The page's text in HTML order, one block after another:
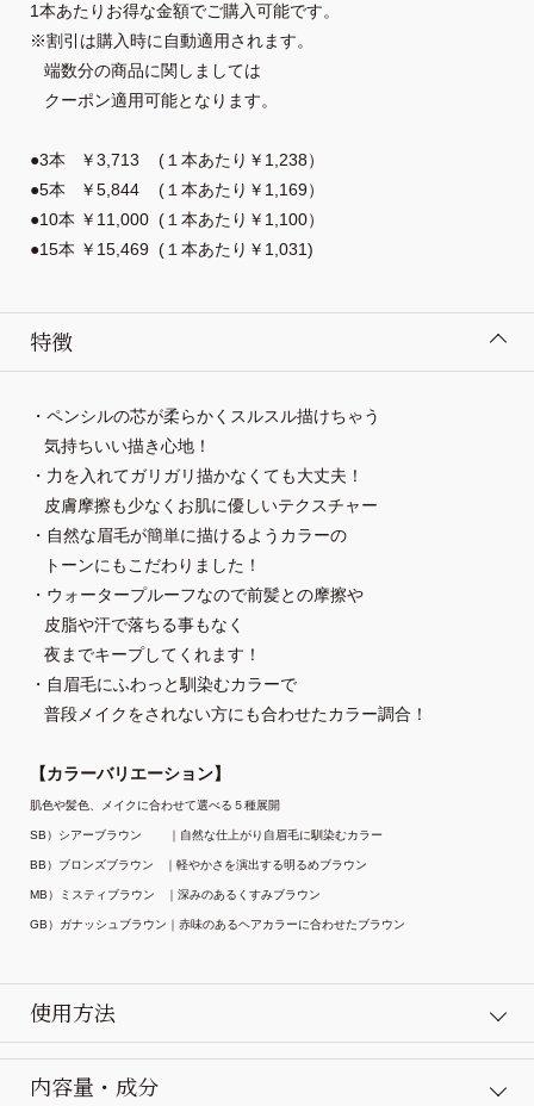
1本あたりお得な金額でご購入可能です。
※割引は購入時に自動適用されます。
   端数分の商品に関しましては
   クーポン適用可能となります。
●3本   ￥3,713    (１本あたり￥1,238）
●5本   ￥5,844    (１本あたり￥1,169）
●10本 ￥11,000  (１本あたり￥1,100）
●15本 ￥15,469  (１本あたり￥1,031)
特徴
・力を入れてガリガリ描かなくても大丈夫！
・ウォータープルーフなので前髪との摩擦や
・自眉毛にふわっと馴染むカラーで
   普段メイクをされない方にも合わせたカラー調合！
【カラーバリエーション】
肌色や髪色、メイクに合わせて選べる５種展開
SB）シアーブラウン　    ｜自然な仕上がり自眉毛に馴染むカラー
BB）ブロンズブラウン   ｜軽やかさを演出する明るめブラウン
MB）ミスティブラウン   ｜深みのあるくすみブラウン
GB）ガナッシュブラウン｜赤味のあるヘアカラーに合わせたブラウン
使用方法
内容量・成分